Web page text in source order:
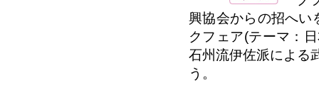
興協会からの招へい
クフェア(テーマ：
石州流伊佐派による
う。